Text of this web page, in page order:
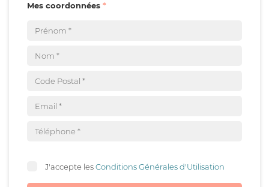
Mes coordonnées
J'accepte lesConditions Générales d'Utilisation